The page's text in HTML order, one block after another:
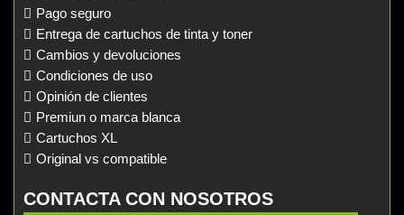
Pago seguro
Entrega de cartuchos de tinta y toner
Cambios y devoluciones
Condiciones de uso
Opinión de clientes
Premiun o marca blanca
Cartuchos XL
Original vs compatible
CONTACTA CON NOSOTROS